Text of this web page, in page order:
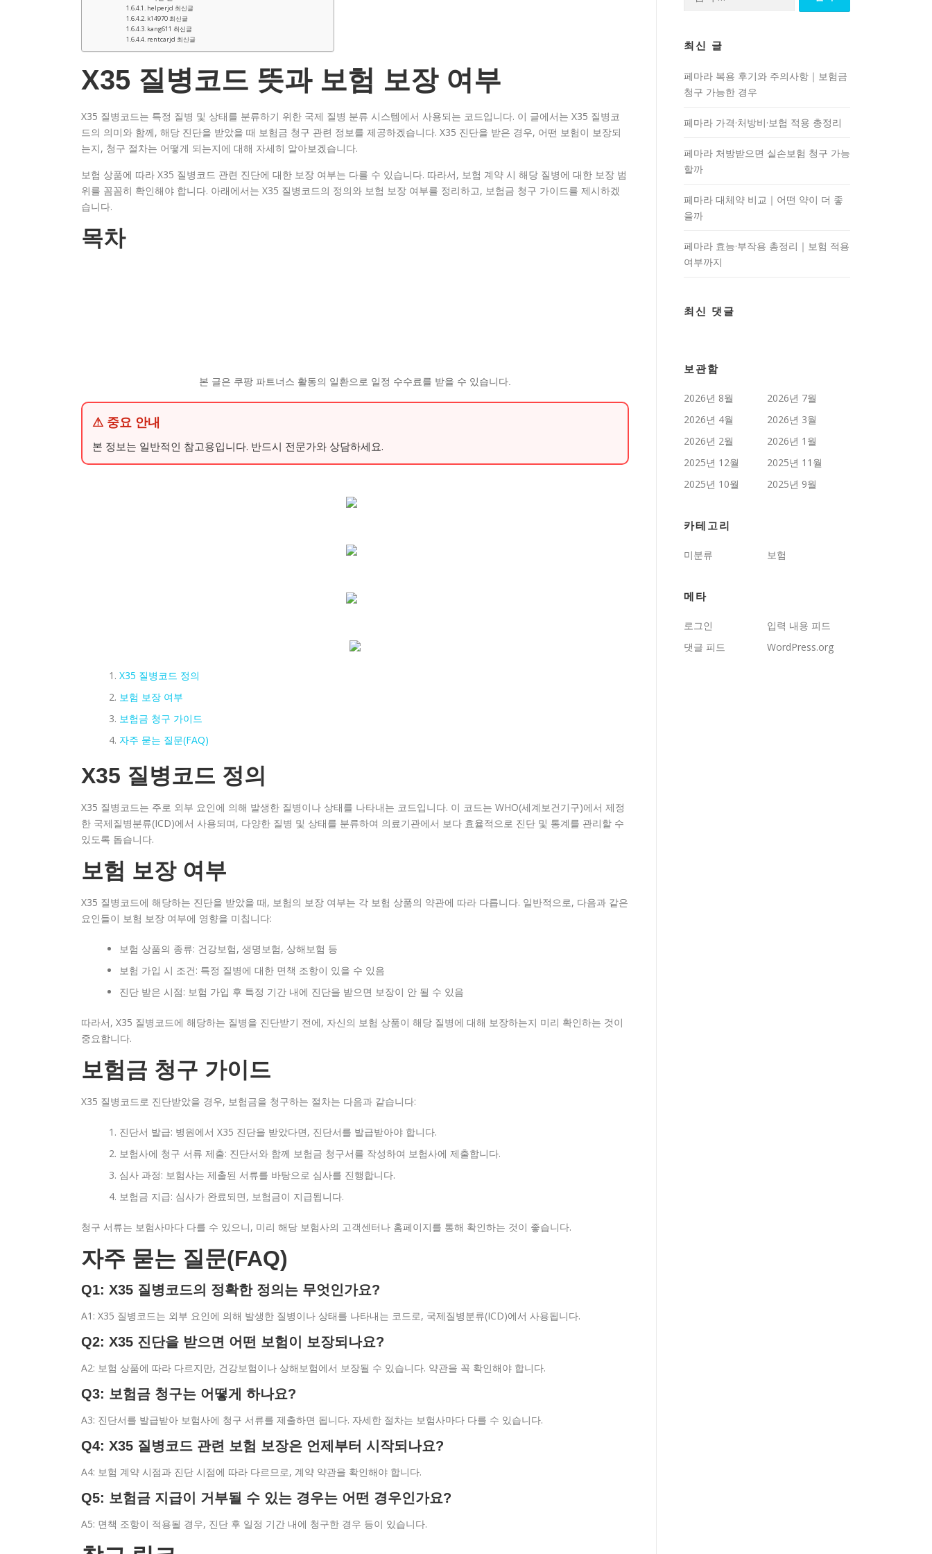
helperjd 최신글
k14970 최신글
kang611 최신글
rentcarjd 최신글
X35 질병코드 뜻과 보험 보장 여부
X35 질병코드는 특정 질병 및 상태를 분류하기 위한 국제 질병 분류 시스템에서 사용되는 코드입니다. 이 글에서는 X35 질병코
드의 의미와 함께, 해당 진단을 받았을 때 보험금 청구 관련 정보를 제공하겠습니다. X35 진단을 받은 경우, 어떤 보험이 보장되
는지, 청구 절차는 어떻게 되는지에 대해 자세히 알아보겠습니다.
보험 상품에 따라 X35 질병코드 관련 진단에 대한 보장 여부는 다를 수 있습니다. 따라서, 보험 계약 시 해당 질병에 대한 보장 범
위를 꼼꼼히 확인해야 합니다. 아래에서는 X35 질병코드의 정의와 보험 보장 여부를 정리하고, 보험금 청구 가이드를 제시하겠
습니다.
목차
본 글은 쿠팡 파트너스 활동의 일환으로 일정 수수료를 받을 수 있습니다.
⚠ 중요 안내
본 정보는 일반적인 참고용입니다. 반드시 전문가와 상담하세요.
X35 질병코드 정의
보험 보장 여부
보험금 청구 가이드
자주 묻는 질문(FAQ)
X35 질병코드 정의
X35 질병코드는 주로 외부 요인에 의해 발생한 질병이나 상태를 나타내는 코드입니다. 이 코드는 WHO(세계보건기구)에서 제정
한 국제질병분류(ICD)에서 사용되며, 다양한 질병 및 상태를 분류하여 의료기관에서 보다 효율적으로 진단 및 통계를 관리할 수
있도록 돕습니다.
보험 보장 여부
X35 질병코드에 해당하는 진단을 받았을 때, 보험의 보장 여부는 각 보험 상품의 약관에 따라 다릅니다. 일반적으로, 다음과 같은
요인들이 보험 보장 여부에 영향을 미칩니다:
보험 상품의 종류: 건강보험, 생명보험, 상해보험 등
보험 가입 시 조건: 특정 질병에 대한 면책 조항이 있을 수 있음
진단 받은 시점: 보험 가입 후 특정 기간 내에 진단을 받으면 보장이 안 될 수 있음
따라서, X35 질병코드에 해당하는 질병을 진단받기 전에, 자신의 보험 상품이 해당 질병에 대해 보장하는지 미리 확인하는 것이
중요합니다.
보험금 청구 가이드
X35 질병코드로 진단받았을 경우, 보험금을 청구하는 절차는 다음과 같습니다:
진단서 발급: 병원에서 X35 진단을 받았다면, 진단서를 발급받아야 합니다.
보험사에 청구 서류 제출: 진단서와 함께 보험금 청구서를 작성하여 보험사에 제출합니다.
심사 과정: 보험사는 제출된 서류를 바탕으로 심사를 진행합니다.
보험금 지급: 심사가 완료되면, 보험금이 지급됩니다.
청구 서류는 보험사마다 다를 수 있으니, 미리 해당 보험사의 고객센터나 홈페이지를 통해 확인하는 것이 좋습니다.
자주 묻는 질문(FAQ)
Q1: X35 질병코드의 정확한 정의는 무엇인가요?
A1: X35 질병코드는 외부 요인에 의해 발생한 질병이나 상태를 나타내는 코드로, 국제질병분류(ICD)에서 사용됩니다.
Q2: X35 진단을 받으면 어떤 보험이 보장되나요?
A2: 보험 상품에 따라 다르지만, 건강보험이나 상해보험에서 보장될 수 있습니다. 약관을 꼭 확인해야 합니다.
Q3: 보험금 청구는 어떻게 하나요?
A3: 진단서를 발급받아 보험사에 청구 서류를 제출하면 됩니다. 자세한 절차는 보험사마다 다를 수 있습니다.
Q4: X35 질병코드 관련 보험 보장은 언제부터 시작되나요?
A4: 보험 계약 시점과 진단 시점에 따라 다르므로, 계약 약관을 확인해야 합니다.
Q5: 보험금 지급이 거부될 수 있는 경우는 어떤 경우인가요?
A5: 면책 조항이 적용될 경우, 진단 후 일정 기간 내에 청구한 경우 등이 있습니다.
최신 글
페마라 복용 후기와 주의사항｜보험금
청구 가능한 경우
페마라 가격·처방비·보험 적용 총정리
페마라 처방받으면 실손보험 청구 가능
할까
페마라 대체약 비교｜어떤 약이 더 좋
을까
페마라 효능·부작용 총정리｜보험 적용
여부까지
최신 댓글
보관함
2026년 8월
2026년 7월
2026년 4월
2026년 3월
2026년 2월
2026년 1월
2025년 12월
2025년 11월
2025년 10월
2025년 9월
카테고리
미분류 보험
메타
로그인
입력 내용 피드
댓글 피드
WordPress.org